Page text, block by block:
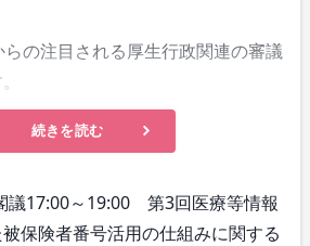
の注目される厚生行政関連の審議
続きを読む
17:00～19:00 第3回医療等情報
保険者番号活用の仕組みに関する